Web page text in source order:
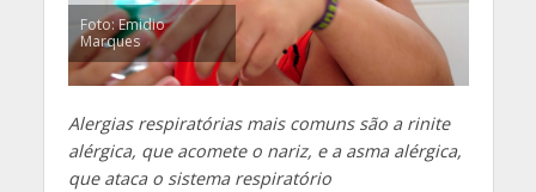
Foto: Emidio
Marques
Alergias respiratórias mais comuns são a rinite
alérgica, que acomete o nariz, e a asma alérgica,
que ataca o sistema respiratório